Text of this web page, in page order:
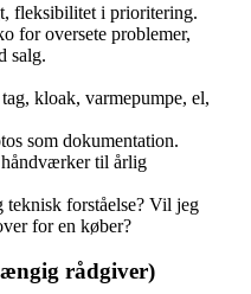
fleksibilitet i prioritering.
for oversete problemer,
salg.
kloak, varmepumpe, el,
som dokumentation.
til årlig
teknisk forståelse? Vil jeg
for en køber?
rådgiver)